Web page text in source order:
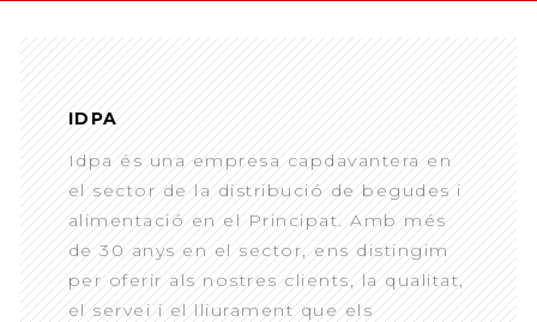
IDPA
Idpa és una empresa capdavantera en
el sector de la distribució de begudes i
alimentació en el Principat. Amb més
de 30 anys en el sector, ens distingim
per oferir als nostres clients, la qualitat,
el servei i el lliurament que els